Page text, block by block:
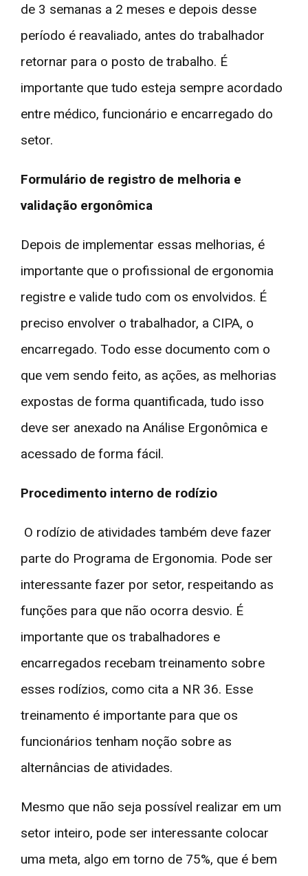
de 3 semanas a 2 meses e depois desse
período é reavaliado, antes do trabalhador
retornar para o posto de trabalho. É
importante que tudo esteja sempre acordado
entre médico, funcionário e encarregado do
setor.
Formulário de registro de melhoria e
validação ergonômica
Depois de implementar essas melhorias, é
importante que o profissional de ergonomia
registre e valide tudo com os envolvidos. É
preciso envolver o trabalhador, a CIPA, o
encarregado. Todo esse documento com o
que vem sendo feito, as ações, as melhorias
expostas de forma quantificada, tudo isso
deve ser anexado na Análise Ergonômica e
acessado de forma fácil.
Procedimento interno de rodízio
O rodízio de atividades também deve fazer
parte do Programa de Ergonomia. Pode ser
interessante fazer por setor, respeitando as
funções para que não ocorra desvio. É
importante que os trabalhadores e
encarregados recebam treinamento sobre
esses rodízios, como cita a NR 36. Esse
treinamento é importante para que os
funcionários tenham noção sobre as
alternâncias de atividades.
Mesmo que não seja possível realizar em um
setor inteiro, pode ser interessante colocar
uma meta, algo em torno de 75%, que é bem